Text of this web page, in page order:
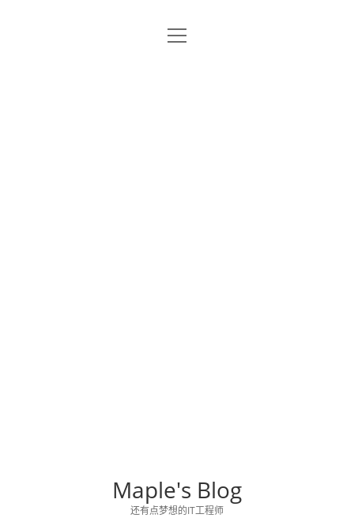
关于博主
o
Maple's Blog
还有点梦想的IT工程师